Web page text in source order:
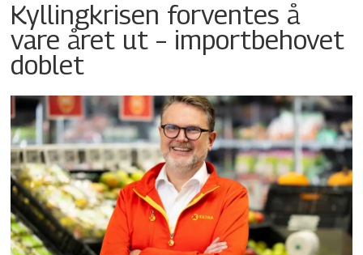
Kyllingkrisen forventes å
vare året ut – importbehovet
doblet